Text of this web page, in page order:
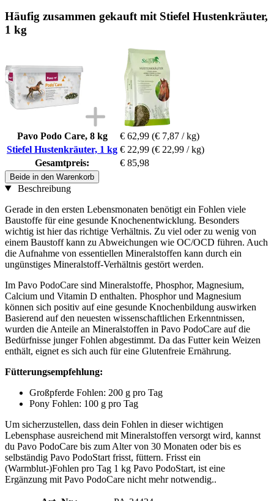
Häufig zusammen gekauft mit Stiefel Hustenkräuter,
1 kg
Pavo Podo Care, 8 kg € 62,99 (€ 7,87 / kg)
Stiefel Hustenkräuter, 1 kg € 22,99 (€ 22,99 / kg)
Gesamtpreis:
€ 85,98
Beide in den Warenkorb
Beschreibung
Gerade in den ersten Lebensmonaten benötigt ein Fohlen viele
Baustoffe für eine gesunde Knochenentwicklung. Besonders
wichtig ist hier das richtige Verhältnis. Zu viel oder zu wenig von
einem Baustoff kann zu Abweichungen wie OC/OCD führen. Auch
die Aufnahme von essentiellen Mineralstoffen kann durch ein
ungünstiges Mineralstoff-Verhältnis gestört werden.
Im Pavo PodoCare sind Mineralstoffe, Phosphor, Magnesium,
Calcium und Vitamin D enthalten. Phosphor und Magnesium
können sich positiv auf eine gesunde Knochenbildung auswirken
Basierend auf den neuesten wissenschaftlichen Erkenntnissen,
wurden die Anteile an Mineralstoffen in Pavo PodoCare auf die
Bedürfnisse junger Fohlen abgestimmt. Da das Futter kein Weizen
enthält, eignet es sich auch für eine Glutenfreie Ernährung.
Fütterungsempfehlung:
Großpferde Fohlen: 200 g pro Tag
Pony Fohlen: 100 g pro Tag
Um sicherzustellen, dass dein Fohlen in dieser wichtigen
Lebensphase ausreichend mit Mineralstoffen versorgt wird, kannst
du Pavo PodoCare bis zum Alter von 30 Monaten oder bis es
selbständig Pavo PodoStart frisst, füttern. Frisst ein
(Warmblut-)Fohlen pro Tag 1 kg Pavo PodoStart, ist eine
Ergänzung mit Pavo PodoCare nicht mehr notwendig..